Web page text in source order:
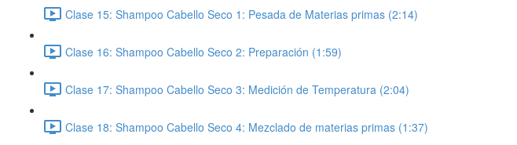
Clase 15: Shampoo Cabello Seco 1: Pesada de Materias primas (2:14)
Clase 16: Shampoo Cabello Seco 2: Preparación (1:59)
Clase 17: Shampoo Cabello Seco 3: Medición de Temperatura (2:04)
Clase 18: Shampoo Cabello Seco 4: Mezclado de materias primas (1:37)